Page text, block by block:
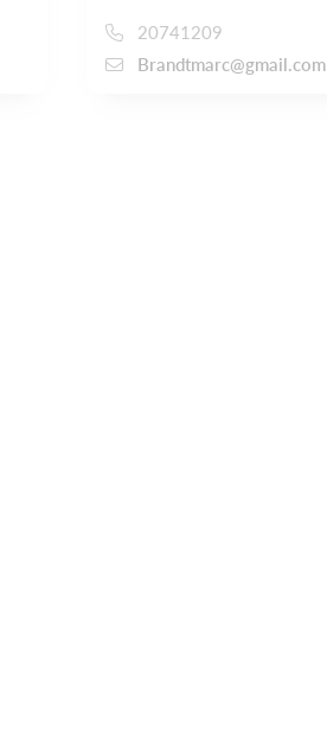
20741209
Brandtmarc@gmail.com